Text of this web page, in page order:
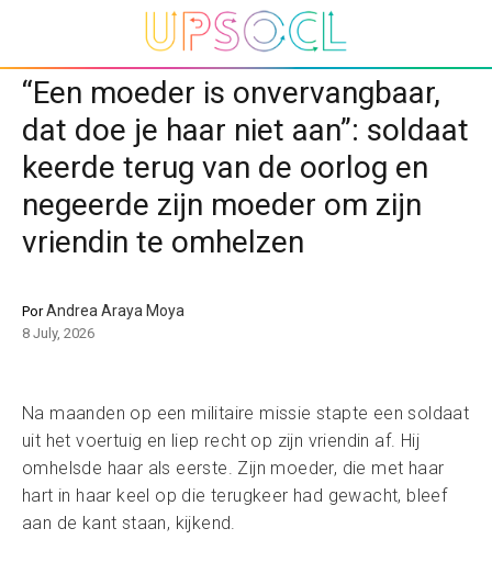
“Een moeder is onvervangbaar,
dat doe je haar niet aan”: soldaat
keerde terug van de oorlog en
negeerde zijn moeder om zijn
vriendin te omhelzen
PorAndrea Araya Moya
8 July, 2026
Na maanden op een militaire missie stapte een soldaat
uit het voertuig en liep recht op zijn vriendin af. Hij
omhelsde haar als eerste. Zijn moeder, die met haar
hart in haar keel op die terugkeer had gewacht, bleef
aan de kant staan, kijkend.